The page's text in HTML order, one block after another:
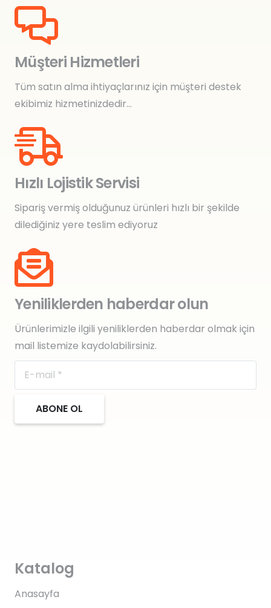
Müşteri Hizmetleri
Tüm satın alma ihtiyaçlarınız için müşteri destek
ekibimiz hizmetinizdedir…
Hızlı Lojistik Servisi
Sipariş vermiş olduğunuz ürünleri hızlı bir şekilde
dilediğiniz yere teslim ediyoruz
Yeniliklerden haberdar olun
Ürünlerimizle ilgili yeniliklerden haberdar olmak için
mail listemize kaydolabilirsiniz.
ABONE OL
Katalog
Anasayfa